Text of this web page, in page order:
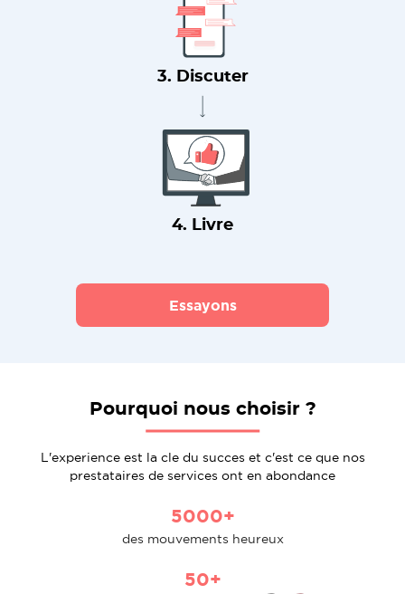
3. Discuter
4. Livre
Essayons
Pourquoi nous choisir ?
L'experience est la cle du succes et c'est ce que nos
prestataires de services ont en abondance
5000+
des mouvements heureux
50+